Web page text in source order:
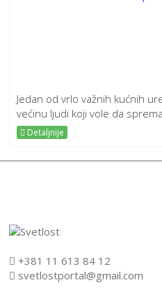
Jedan od vrlo važnih kućnih
većinu ljudi koji vole da
Detaljnije
+381 11 613 84 12
svetlostportal@gmail.com